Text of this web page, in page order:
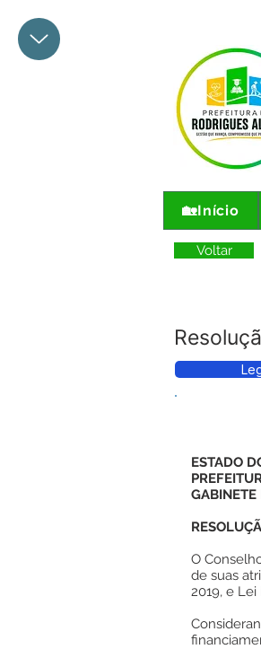
🏡Início
Voltar
ESTADO
GABINETE
O
de suas
2019, e